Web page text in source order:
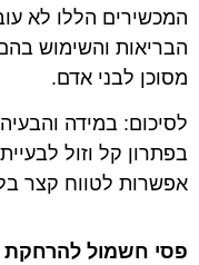
המכשירים הללו לא
הבריאות והשימוש
מסוכן לבני אדם.
לסיכום: במידה והבעיה
בפתרון קל וזול לבעיית
אפשרות לטווח קצר
פסי חשמול להרחקת